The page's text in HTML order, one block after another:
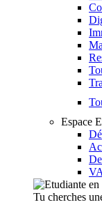
Espace
Tu cherches